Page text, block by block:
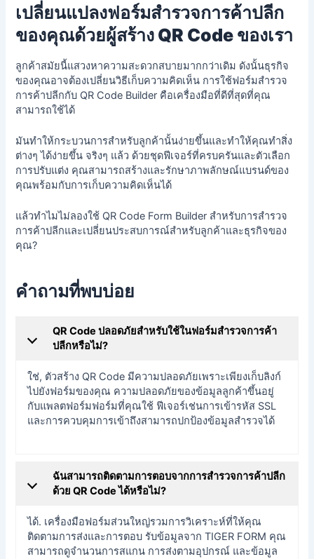
เปลี่ยนแปลงฟอร์มสำรวจการค้าปลีก
ของคุณด้วยผู้สร้าง QR Code ของเรา
ลูกค้าสมัยนี้แสวงหาความสะดวกสบายมากกว่าเดิม ดังนั้นธุรกิจ
ของคุณอาจต้องเปลี่ยนวิธีเก็บความคิดเห็น การใช้ฟอร์มสำรวจ
การค้าปลีกกับ QR Code Builder คือเครื่องมือที่ดีที่สุดที่คุณ
สามารถใช้ได้
มันทำให้กระบวนการสำหรับลูกค้านั้นง่ายขึ้นและทำให้คุณทำสิ่ง
ต่างๆ ได้ง่ายขึ้น จริงๆ แล้ว ด้วยชุดฟีเจอร์ที่ครบครันและตัวเลือก
การปรับแต่ง คุณสามารถสร้างและรักษาภาพลักษณ์แบรนด์ของ
คุณพร้อมกับการเก็บความคิดเห็นได้
แล้วทำไมไม่ลองใช้ QR Code Form Builder สำหรับการสำรวจ
การค้าปลีกและเปลี่ยนประสบการณ์สำหรับลูกค้าและธุรกิจของ
คุณ?
คำถามที่พบบ่อย
QR Code ปลอดภัยสำหรับใช้ในฟอร์มสำรวจการค้า
ปลีกหรือไม่?
ใช่, ตัวสร้าง QR Code มีความปลอดภัยเพราะเพียงเก็บลิงก์
ไปยังฟอร์มของคุณ ความปลอดภัยของข้อมูลลูกค้าขึ้นอยู่
กับแพลตฟอร์มฟอร์มที่คุณใช้ ฟีเจอร์เช่นการเข้ารหัส SSL
และการควบคุมการเข้าถึงสามารถปกป้องข้อมูลสำรวจได้
ฉันสามารถติดตามการตอบจากการสำรวจการค้าปลีก
ด้วย QR Code ได้หรือไม่?
ได้. เครื่องมือฟอร์มส่วนใหญ่รวมการวิเคราะห์ที่ให้คุณ
ติดตามการส่งและการตอบ รับข้อมูลจาก TIGER FORM คุณ
สามารถดูจำนวนการสแกน การส่งตามอุปกรณ์ และข้อมูล